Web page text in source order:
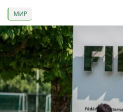
МИР